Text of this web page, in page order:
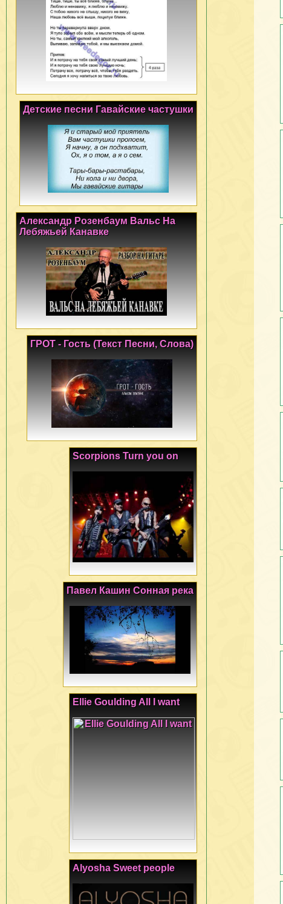
Детские песни Гавайские частушки
Александр Розенбаум Вальс На
Лебяжьей Канавке
ГРОТ - Гость (Текст Песни, Слова)
Scorpions Turn you on
Павел Кашин Сонная река
Ellie Goulding All I want
Alyosha Sweet people